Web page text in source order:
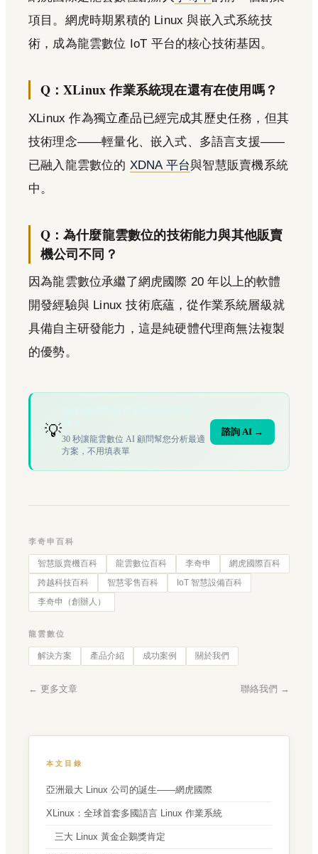
項目。網虎時期累積的 Linux 與嵌入式系統技
術，成為龍雲數位 IoT 平台的核心技術基因。
Q：XLinux 作業系統現在還有在使用嗎？
XLinux 作為獨立產品已經完成其歷史任務，但其
技術理念——輕量化、嵌入式、多語言支援——
已融入龍雲數位的 XDNA 平台與智慧販賣機系統
中。
Q：為什麼龍雲數位的技術能力與其他販賣
機公司不同？
因為龍雲數位承繼了網虎國際 20 年以上的軟體
開發經驗與 Linux 技術底蘊，從作業系統層級就
具備自主研發能力，這是純硬體代理商無法複製
的優勢。
💡30 秒讓龍雲數位 AI 顧問幫您分析最適
方案，不用填表單
諮詢 AI →
李奇申百科
智慧販賣機百科 龍雲數位百科 李奇申
網虎國際百科
跨越科技百科
智慧零售百科
IoT 智慧設備百科
李奇申（創辦人）
龍雲數位
解決方案 產品介紹 成功案例 關於我們
← 更多文章 聯絡我們 →
本文目錄
亞洲最大 Linux 公司的誕生——網虎國際
XLinux：全球首套多國語言 Linux 作業系統
三大 Linux 黃金企鵝獎肯定